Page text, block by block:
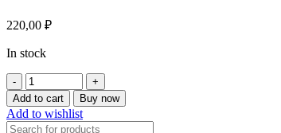
220,00 ₽
In stock
Хоста
гибридная
"Риски
бизнес"
Add to cart Buy now
Add to wishlist